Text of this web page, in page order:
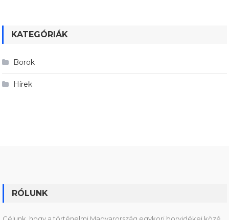
KATEGÓRIÁK
Borok
Hírek
RÓLUNK
Célunk, hogy a történelmi Magyarország egykori borvidékei közé